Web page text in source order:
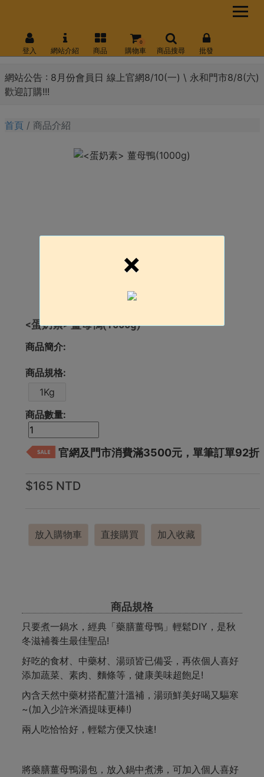
網站公告 : 8月份會員日 線上官網8/10(一) \ 永和門市8/8(六)
歡迎訂購!!!
登入 網站介紹 商品 購物車
0
商品搜尋 批發
首頁 商品介紹
<蛋奶素> 薑母鴨(1000g)
商品簡介:
商品規格:
1Kg
商品數量:
官網及門市消費滿3500元，單筆訂單92折
$165 NTD
放入購物車 直接購買 加入收藏
商品規格
只要煮一鍋水，經典「藥膳薑母鴨」輕鬆DIY，是秋
冬滋補養生最佳聖品!
好吃的食材、中藥材、湯頭皆已備妥，再依個人喜好
添加蔬菜、素肉、麵條等，健康美味超飽足!
內含天然中藥材搭配薑汁溫補，湯頭鮮美好喝又驅寒
~(加入少許米酒提味更棒!)
兩人吃恰恰好，輕鬆方便又快速!
將藥膳薑母鴨湯包，放入鍋中煮沸，可加入個人喜好
×